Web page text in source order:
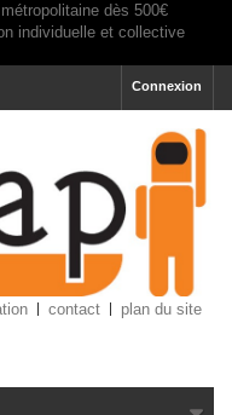
Connexion
contact plan du site